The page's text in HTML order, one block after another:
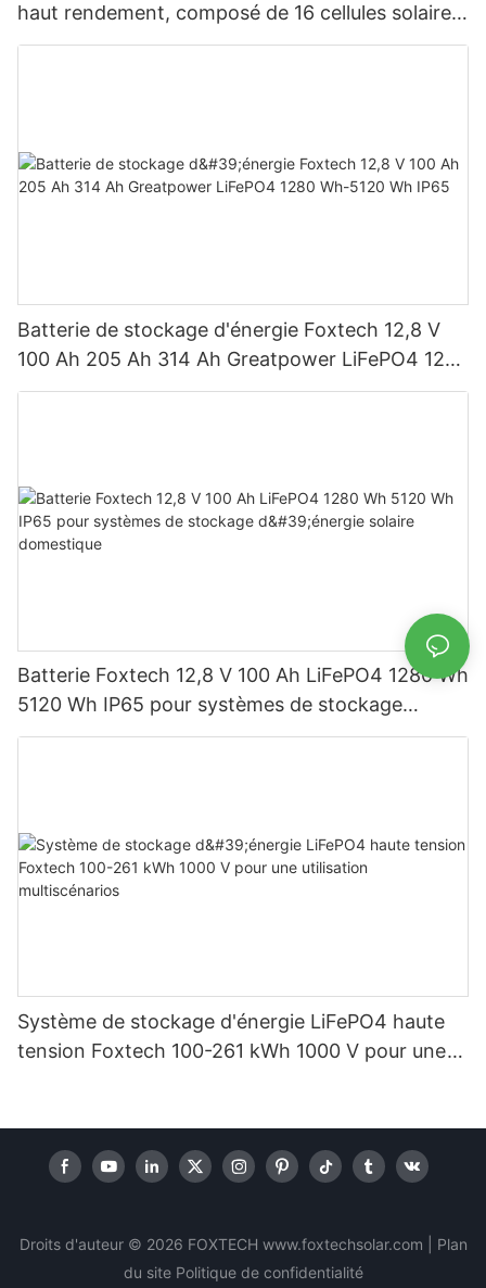
haut rendement, composé de 16 cellules solaires
BB, pour des puissances de 590 W, 620 W, 630
Batterie de stockage d'énergie Foxtech 12,8 V
100 Ah 205 Ah 314 Ah Greatpower LiFePO4 1280
Wh-5120 Wh IP65
Batterie Foxtech 12,8 V 100 Ah LiFePO4 1280 Wh
5120 Wh IP65 pour systèmes de stockage
d'énergie solaire domestique
Système de stockage d'énergie LiFePO4 haute
tension Foxtech 100-261 kWh 1000 V pour une
Droits d'auteur © 2026 FOXTECH www.foxtechsolar.com
Plan
du site Politiquede confidentialité